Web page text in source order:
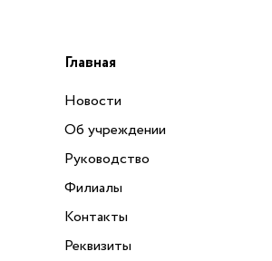
Главная
Новости
Об учреждении
Руководство
Филиалы
Контакты
Реквизиты